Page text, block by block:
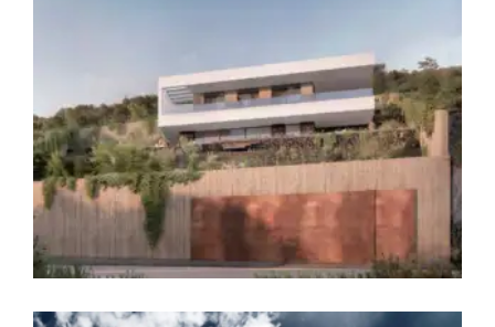
Νέα Διώροφη Κατοικία με Πισίνα στην
Ερέτρια